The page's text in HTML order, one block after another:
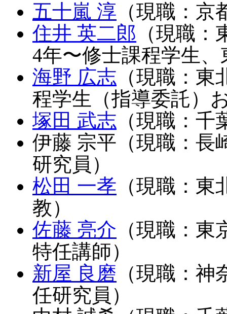
五十嵐 淳 （現職：
住井 英二郎 （現職
4年〜修士課程学生
海野 広志 （現職：
程学生（指導委託）
塚田 武志 （現職：
伊藤 宗平（現職：長
研究員）
松田 一孝 （現職：
教）
佐藤 亮介 （現職：
特任講師）
新屋 良磨 （現職：
任研究員）